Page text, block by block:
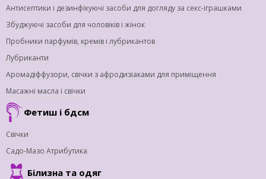
Антисептики і дезинфікуючі засоби для догляду за секс-іграшками
Збуджуючі засоби для чоловіків і жінок
Пробники парфумів, кремів і лубрикантов
Лубриканти
Аромадіффузори, свічки з афродизіаками для приміщення
Масажні масла і свічки
Фетиш і бдсм
Свічки
Садо-Мазо Атрибутика
Білизна та одяг